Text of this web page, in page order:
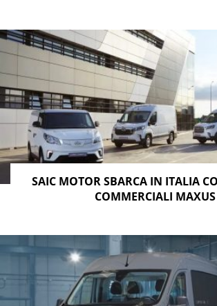
SAIC MOTOR SBARCA IN ITALIA
COMMERCIALI MAXUS